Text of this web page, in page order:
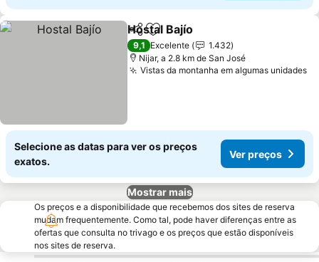
PartilharAdicionar aos favoritos
Hostal Bajío
9,1 Excelente
1.432
Nijar, a 2.8 km de San José
Vistas da montanha em algumas unidades
Selecione as datas para ver os preços
exatos.
Ver preços
Mostrar mais
Os preços e a disponibilidade que recebemos dos sites de reserva
mudam frequentemente. Como tal, pode haver diferenças entre as
ofertas que consulta no trivago e os preços que estão disponíveis
nos sites de reserva.